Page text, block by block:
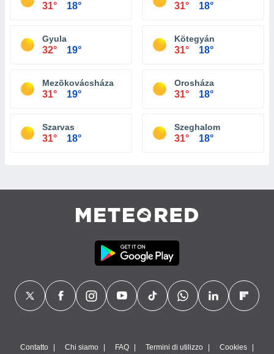
31° 18° 31° 18°
Gyula
32° 19°
Kötegyán
31° 18°
Mezõkovácsháza
31° 19°
Orosháza
31° 18°
Szarvas
31° 18°
Szeghalom
31° 18°
Contatto Chi siamo FAQ Termini di utilizzo Cookies